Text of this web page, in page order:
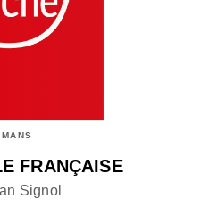
FRANÇAISE
Signol